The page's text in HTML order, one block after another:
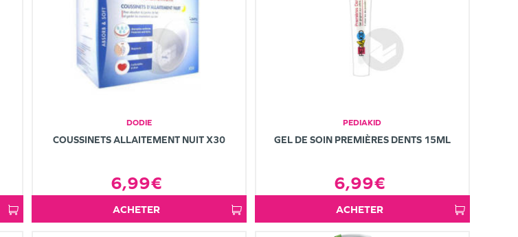
DODIE
COUSSINETS ALLAITEMENT NUIT X30
6,99€
ACHETER
PEDIAKID
GEL DE SOIN PREMIÈRES DENTS 15ML
6,99€
ACHETER